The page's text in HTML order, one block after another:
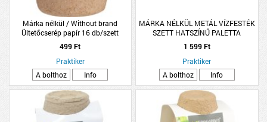
Márka nélkül / Without brand
Ültetőcserép papír 16 db/szett
6x5,5x5,5cm kerek
499 Ft
Praktiker
A bolthoz
Info
MÁRKA NÉLKÜL METÁL VÍZFESTÉK
SZETT HATSZÍNŰ PALETTA
HÁROMFÉLE SZÍNKOMBINÁCIÓ
1 599 Ft
Praktiker
A bolthoz
Info